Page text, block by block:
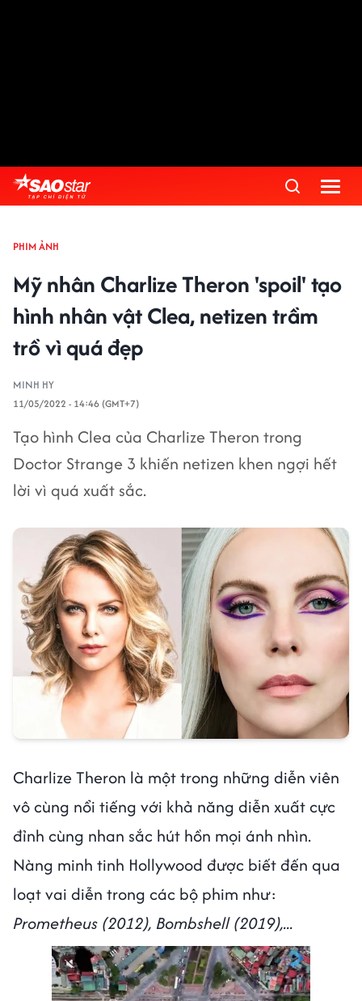
PHIM ẢNH
Mỹ nhân Charlize Theron 'spoil' tạo
hình nhân vật Clea, netizen trầm
trồ vì quá đẹp
MINH HY
11/05/2022 - 14:46 (GMT+7)
Tạo hình Clea của Charlize Theron trong
Doctor Strange 3 khiến netizen khen ngợi hết
lời vì quá xuất sắc.
Charlize Theron là một trong những diễn viên
vô cùng nổi tiếng với khả năng diễn xuất cực
đỉnh cùng nhan sắc hút hồn mọi ánh nhìn.
Nàng minh tinh Hollywood được biết đến qua
loạt vai diễn trong các bộ phim như:
Prometheus (2012), Bombshell (2019),...